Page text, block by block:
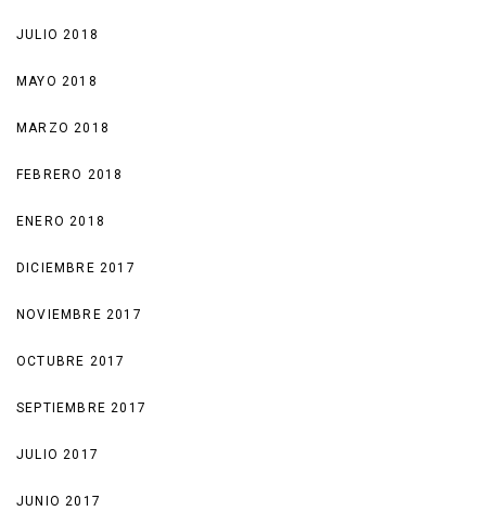
JULIO 2018
MAYO 2018
MARZO 2018
FEBRERO 2018
ENERO 2018
DICIEMBRE 2017
NOVIEMBRE 2017
OCTUBRE 2017
SEPTIEMBRE 2017
JULIO 2017
JUNIO 2017